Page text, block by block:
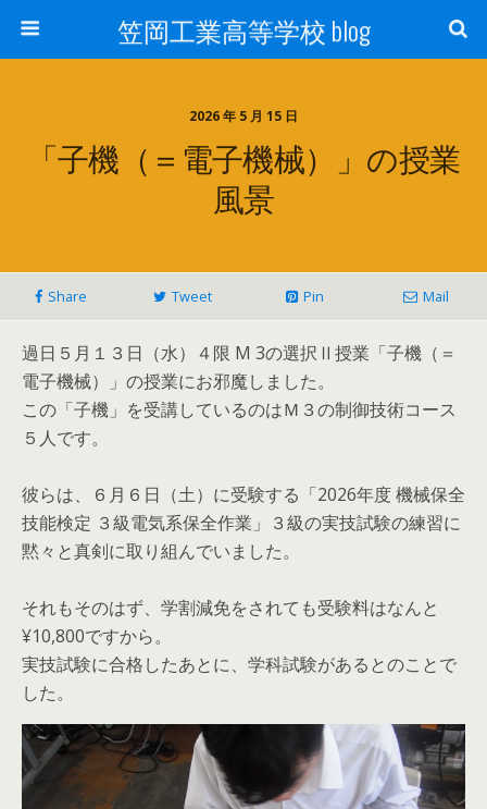
笠岡工業高等学校 blog
2026 年 5 月 15 日
「子機（＝電子機械）」の授業
風景
Share Tweet Pin Mail
過日５月１３日（水）４限 M 3の選択Ⅱ授業「子機（＝
電子機械）」の授業にお邪魔しました。
この「子機」を受講しているのはＭ３の制御技術コース
５人です。
彼らは、６月６日（土）に受験する「2026年度 機械保全
技能検定 ３級電気系保全作業」３級の実技試験の練習に
黙々と真剣に取り組んでいました。
それもそのはず、学割減免をされても受験料はなんと
¥10,800ですから。
実技試験に合格したあとに、学科試験があるとのことで
した。